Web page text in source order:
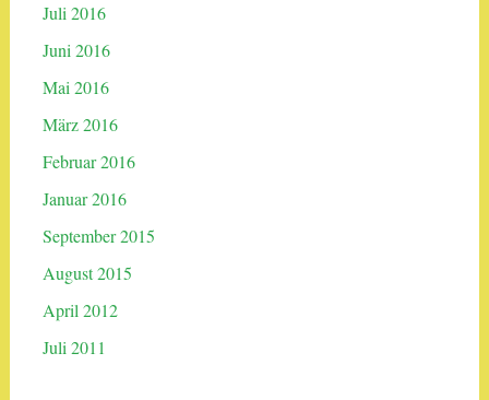
Juli 2016
Juni 2016
Mai 2016
März 2016
Februar 2016
Januar 2016
September 2015
August 2015
April 2012
Juli 2011